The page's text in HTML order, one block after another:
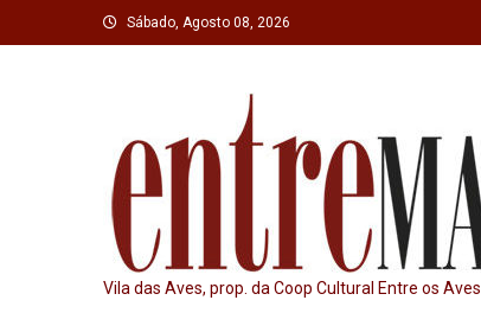
to
Sábado, Agosto 08, 2026
Vila das Aves, prop. da Coop Cultural Entre os Aves